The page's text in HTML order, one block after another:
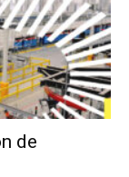
de